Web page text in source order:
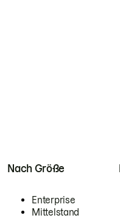
Nach Größe
Enterprise
Mittelstand